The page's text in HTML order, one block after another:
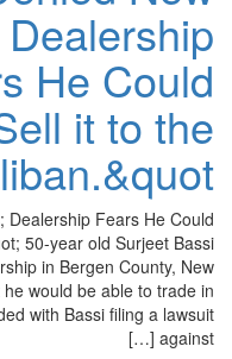
Dealership
He Could
it to the
Dealership Fears He Could
50-year old Surjeet Bassi
in Bergen County, New
he would be able to trade in
with Bassi filing a lawsuit
against […]